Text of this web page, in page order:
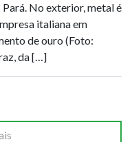
No exterior, metal é
italiana em
de ouro (Foto:
da […]